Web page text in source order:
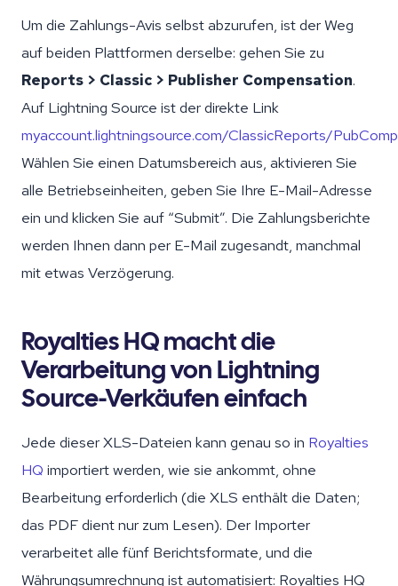
Um die Zahlungs-Avis selbst abzurufen, ist der Weg
auf beiden Plattformen derselbe: gehen Sie zu
Reports > Classic > Publisher Compensation.
Auf Lightning Source ist der direkte Link
myaccount.lightningsource.com/ClassicReports/
Wählen Sie einen Datumsbereich aus, aktivieren Sie
alle Betriebseinheiten, geben Sie Ihre E-Mail-Adresse
ein und klicken Sie auf “Submit”. Die Zahlungsberichte
werden Ihnen dann per E-Mail zugesandt, manchmal
mit etwas Verzögerung.
Royalties HQ macht die
Verarbeitung von Lightning
Source-Verkäufen einfach
Jede dieser XLS-Dateien kann genau so in Royalties
HQ importiert werden, wie sie ankommt, ohne
Bearbeitung erforderlich (die XLS enthält die Daten;
das PDF dient nur zum Lesen). Der Importer
verarbeitet alle fünf Berichtsformate, und die
Währungsumrechnung ist automatisiert: Royalties HQ